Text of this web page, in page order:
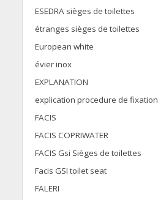
ESEDRA sièges de toilettes
étranges sièges de toilettes
European white
évier inox
EXPLANATION
explication procedure de fixation
FACIS
FACIS COPRIWATER
FACIS Gsi Sièges de toilettes
Facis GSI toilet seat
FALERI